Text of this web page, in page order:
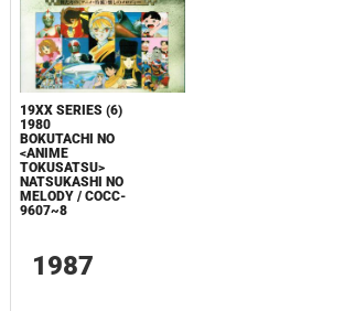
19XX SERIES (6)
1980
BOKUTACHI NO
<ANIME
TOKUSATSU>
NATSUKASHI NO
MELODY / COCC-
9607~8
1987